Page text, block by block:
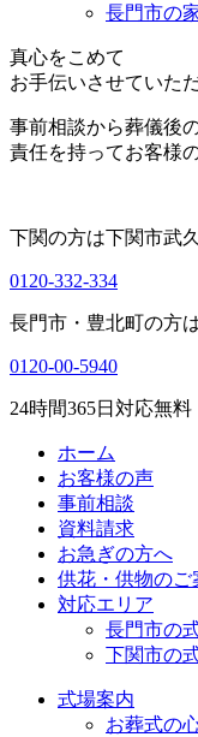
長門市の
真心をこめて
お手伝いさせていた
事前相談から葬儀後
責任を持ってお客様
下関の方は下関市武
0120-332-334
長門市・豊北町の方
0120-00-5940
24時間365日対応無料
ホーム
お客様の声
事前相談
資料請求
お急ぎの方へ
供花・供物のご
対応エリア
長門市の
下関市の
式場案内
お葬式の